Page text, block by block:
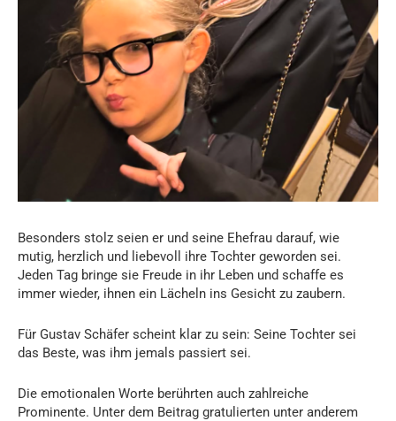
Besonders stolz seien er und seine Ehefrau darauf, wie
mutig, herzlich und liebevoll ihre Tochter geworden sei.
Jeden Tag bringe sie Freude in ihr Leben und schaffe es
immer wieder, ihnen ein Lächeln ins Gesicht zu zaubern.
Für Gustav Schäfer scheint klar zu sein: Seine Tochter sei
das Beste, was ihm jemals passiert sei.
Die emotionalen Worte berührten auch zahlreiche
Prominente. Unter dem Beitrag gratulierten unter anderem